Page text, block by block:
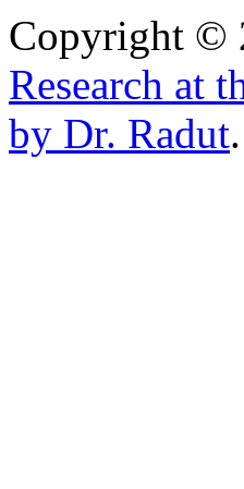
Copyright ©
Research at
by Dr. Radut.